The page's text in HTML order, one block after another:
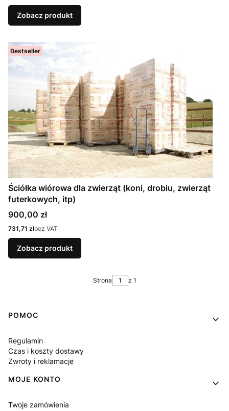
Zobacz produkt
Bestseller
Ściółka wiórowa dla zwierząt (koni, drobiu, zwierząt
futerkowych, itp)
Cena
900,00 zł
Cena
731,71 złbez VAT
Zobacz produkt
Strona z 1
Linki w stopce
POMOC
Regulamin
Czas i koszty dostawy
Zwroty i reklamacje
MOJE KONTO
Twoje zamówienia